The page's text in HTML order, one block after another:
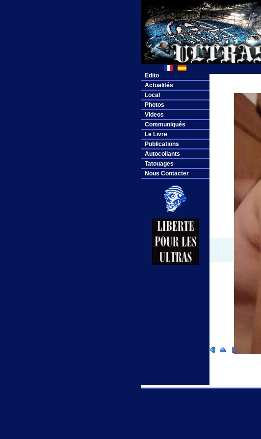
Edito
Actualités
Local
Photos
Videos
Communiqués
Le Livre
Publications
Autocollants
Tatouages
Nous Contacter